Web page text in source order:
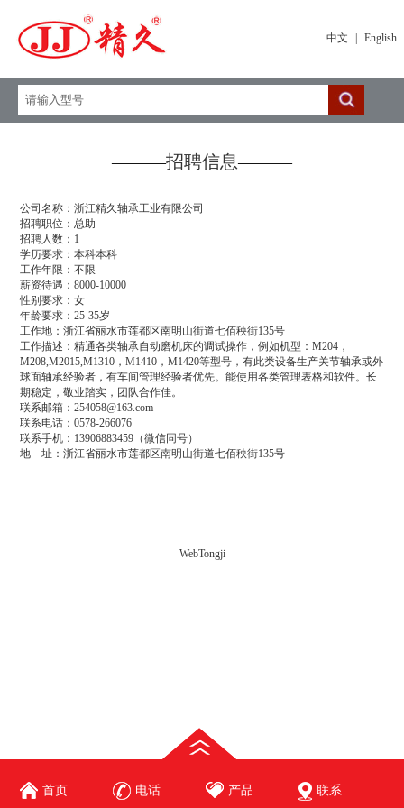
中文 English
———招聘信息———
公司名称：浙江精久轴承工业有限公司
招聘职位：总助
招聘人数： 1
学历要求：本科本科
工作年限：不限
薪资待遇：8000-10000
性别要求：女
年龄要求：25-35岁
工作地：浙江省丽水市莲都区南明山街道七佰秧街135号
工作描述：精通各类轴承自动磨机床的调试操作，例如机型：M204，
M208,M2015,M1310，M1410，M1420等型号，有此类设备生产关节轴承或外
球面轴承经验者，有车间管理经验者优先。能使用各类管理表格和软件。长
期稳定，敬业踏实，团队合作佳。
联系邮箱：254058@163.com
联系电话：0578-266076
联系手机： 13906883459（微信同号）
地 址：浙江省丽水市莲都区南明山街道七佰秧街135号
首页 电话 产品 联系
WebTongji